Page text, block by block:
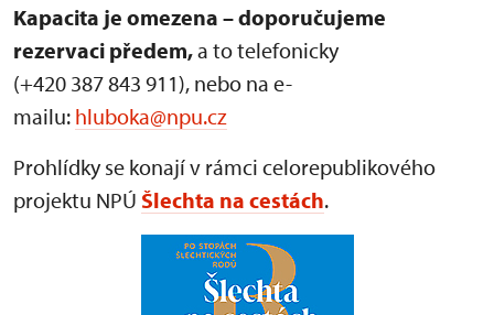
Kapacita je omezena – doporučujeme
rezervaci předem,a to telefonicky
(+420 387 843 911), nebo na e-
mailu: hluboka@npu.cz
Prohlídky se konají v rámci celorepublikového
projektu NPÚ Šlechta na cestách.